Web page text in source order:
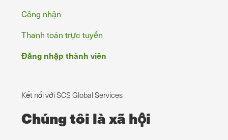
Công nhận
Thanh toán trực tuyến
Đăng nhập thành viên
Kết nối với SCS Global Services
Chúng tôi là xã hội